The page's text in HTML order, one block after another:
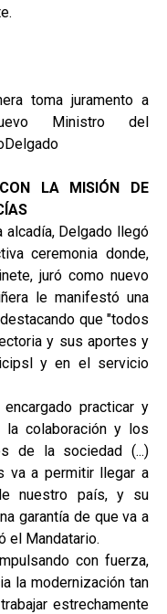
toma juramento a
Ministro del
LA MISIÓN DE
alcadía, Delgado llegó
ceremonia donde,
juró como nuevo
le manifestó una
que "todos
y sus aportes y
y en el servicio
practicar y
la colaboración y los
de la sociedad (...)
va a permitir llegar a
nuestro país, y su
garantía de que va a
el Mandatario.
con fuerza,
la modernización tan
estrechamente